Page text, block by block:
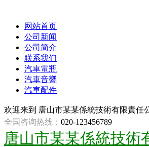
网站首页
公司新闻
公司简介
联系我们
汽車電瓶
汽車音響
汽車配件
欢迎来到 唐山市某某係統技術有限責任
全国咨询热线： 020-123456789
唐山市某某係統技術